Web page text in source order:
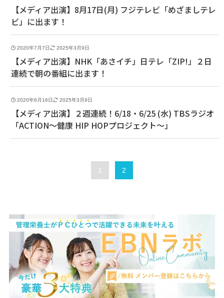
【メディア出演】8月17日(月) フジテレビ「めざましテレ
ビ」に出ます！
【メディア出演】NHK「あさイチ」日テレ「ZIP!」２日
連続で朝の番組に出ます！
2020年7月7日 2025年3月9日
【メディア出演】２週連続！6/18・6/25 (水) TBSラジオ
「ACTION〜健康 HIP HOPプロジェクト〜」
2020年6月16日 2025年3月9日
1 2